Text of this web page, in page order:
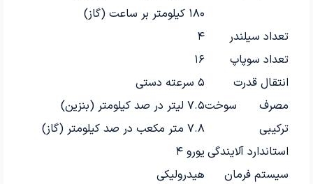
۱۸۰ کیلومتر بر ساعت (گاز)
تعداد سیلندر
۴
تعداد سوپاپ
۱۶
انتقال قدرت
۵ سرعته دستی
مصرف سوخت
ترکیبی
۷.۵ لیتر در صد کیلومتر (بنزین)
۷.۸ متر مکعب در صد کیلومتر (گاز)
استاندارد آلایندگی یورو ۴
سیستم فرمان
هیدرولیکی